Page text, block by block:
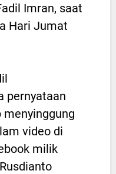
Imran, saat
Hari Jumat
pernyataan
menyinggung
video di
milik